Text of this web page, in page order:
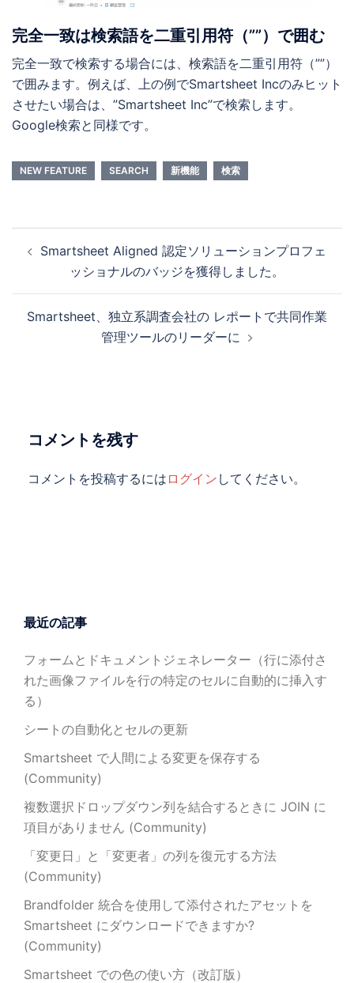
完全一致は検索語を二重引用符（””）で囲む
完全一致で検索する場合には、検索語を二重引用符（””）
で囲みます。例えば、上の例でSmartsheet Incのみヒット
させたい場合は、”Smartsheet Inc”で検索します。
Google検索と同様です。
NEW FEATURE SEARCH 新機能 検索
稿
ゲ
Smartsheet Aligned 認定ソリューションプロフェ
ッショナルのバッジを獲得しました。
Smartsheet、独立系調査会社の レポートで共同作業
管理ツールのリーダーに
コメントを残す
コメントを投稿するには ログイン してください。
最近の記事
フォームとドキュメントジェネレーター（行に添付さ
れた画像ファイルを行の特定のセルに自動的に挿入す
る）
シートの自動化とセルの更新
Smartsheet で人間による変更を保存する
(Community)
複数選択ドロップダウン列を結合するときに JOIN に
項目がありません (Community)
「変更日」と「変更者」の列を復元する方法
(Community)
Brandfolder 統合を使用して添付されたアセットを
Smartsheet にダウンロードできますか?
(Community)
Smartsheet での色の使い方（改訂版）